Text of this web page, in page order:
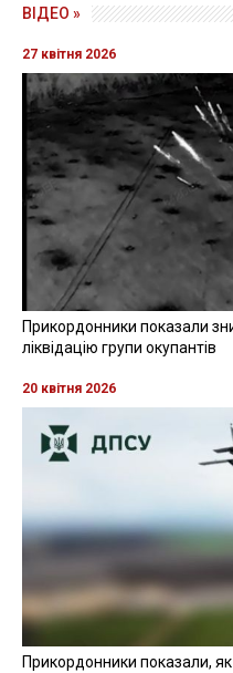
ВІДЕО »
27 квітня 2026
Прикордонники показали
ліквідацію групи окупантів
20 квітня 2026
Прикордонники показали,